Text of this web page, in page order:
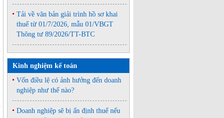
Tải về văn bản giải trình hồ sơ khai
thuế từ 01/7/2026, mẫu 01/VBGT
Thông tư 89/2026/TT-BTC
Kinh nghiệm kế toán
Vốn điều lệ có ảnh hưởng đến doanh
nghiệp như thế nào?
Doanh nghiệp sẽ bị ấn định thuế nếu